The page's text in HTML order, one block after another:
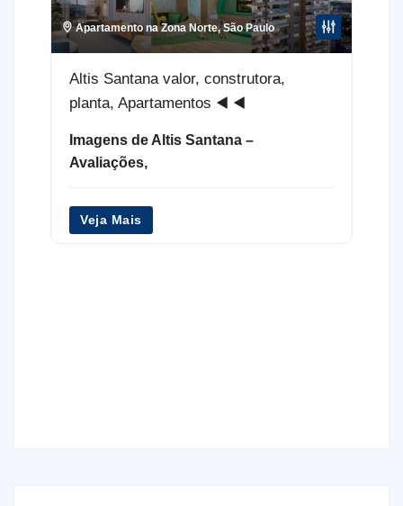
Apartamento na Zona Norte,São Paulo
Altis Santana valor, construtora,
planta, Apartamentos ◀️ ◀️
Imagens de Altis Santana –
Avaliações,
Veja Mais